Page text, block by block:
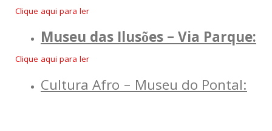
Clique aqui para ler
Museu das Ilusões – Via Parque:
Clique aqui para ler
Cultura Afro – Museu do Pontal: